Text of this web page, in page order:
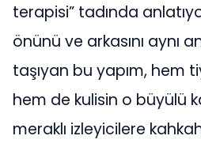
terapisi” tadında
önünü ve arkasını aynı
taşıyan bu yapım, hem
hem de kulisin o büyülü
meraklı izleyicilere